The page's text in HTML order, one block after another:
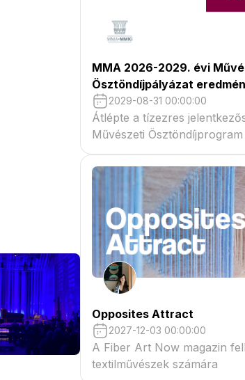
MMA 2026-2029. évi
Ösztöndíjpályázat
2029-08-31 00:00:00
Átlépte a tízezres
Művészeti
tartaléklistás pályázók
a csatolmányban
Opposites Attract
2027-12-03 00:00:00
A Fiber Art Now magazin
textilművészek számára